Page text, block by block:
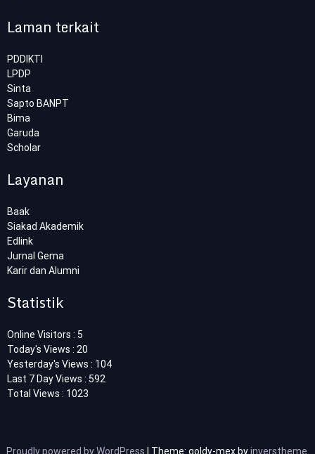
Laman terkait
PDDIKTI
LPDP
Sinta
Sapto BANPT
Bima
Garuda
Scholar
Layanan
Baak
Siakad Akademik
Edlink
Jurnal Gema
Karir dan Alumni
Statistik
Online Visitors : 5
Today's Views : 20
Yesterday's Views : 104
Last 7 Day Views : 592
Total Views : 1023
Proudly powered by WordPress Theme: goldy-mex byinverstheme